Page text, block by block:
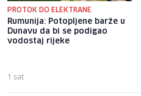
PROTOK DO ELEKTRANE
Rumunija: Potopljene barže u
Dunavu da bi se podigao
vodostaj rijeke
1 sat